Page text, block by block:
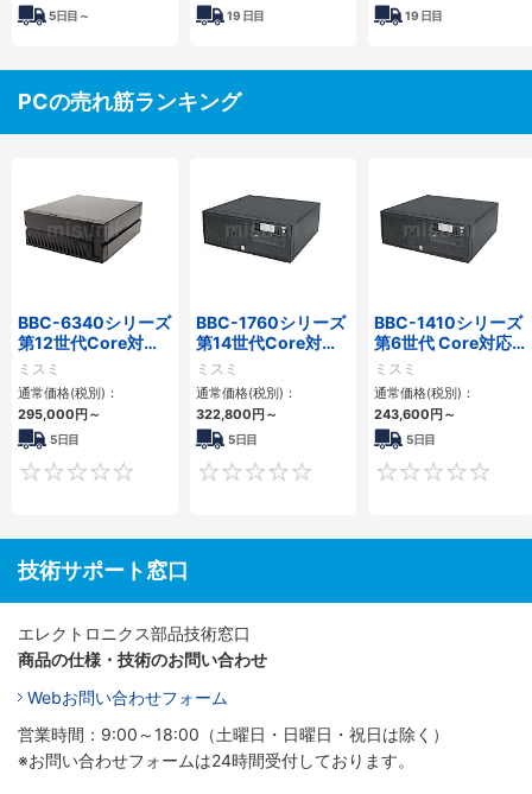
5日目～ 19 日目 19 日目
PCの売れ筋ランキング
BBC-6340シリーズ
第12世代Core対応
小型フロアマウント
PC2PCI/2PCIe
ミスミ
通常価格(税別)：
295,000円～
5日目
0
BBC-1760シリーズ
第14世代Core対応
小型フロアマウント
3PCIe
ミスミ
通常価格(税別)：
322,800円～
5日目
0
BBC-1410シリーズ
第6世代 Core対応フ
ロアマウントFAPC
3PCI・3PCIe
ミスミ
通常価格(税別)：
243,600円～
5日目
技術サポート窓口
エレクトロニクス部品技術窓口
商品の仕様・技術のお問い合わせ
Webお問い合わせフォーム
営業時間：9:00～18:00（土曜日・日曜日・祝日は除く）
※お問い合わせフォームは24時間受付しております。